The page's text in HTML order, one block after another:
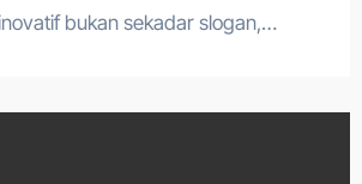
bukan sekadar slogan,…